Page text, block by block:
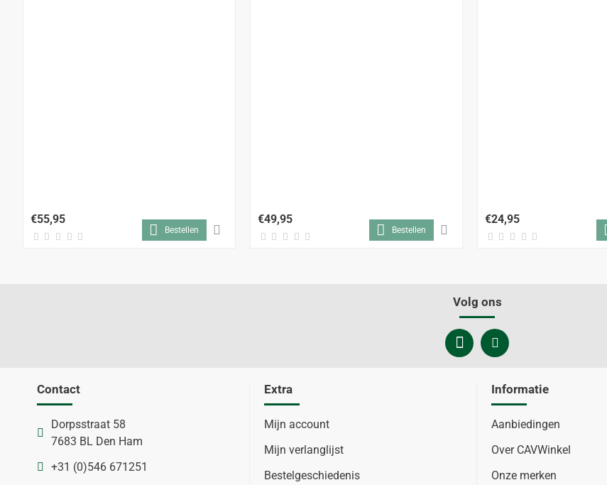
€55,95
Bestellen
€49,95
Bestellen
€24,95
Volg ons
Contact
Dorpsstraat 58
7683 BL Den Ham
+31 (0)546 671251
Extra
Mijn account
Mijn verlanglijst
Bestelgeschiedenis
Informatie
Aanbiedingen
Over CAVWinkel
Onze merken